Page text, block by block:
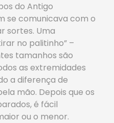
do Antigo
se comunicava com o
sortes. Uma
no palitinho” –
tamanhos são
as extremidades
a diferença de
mão. Depois que os
é fácil
ou o menor.